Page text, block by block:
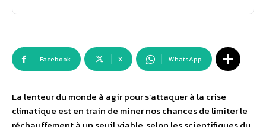
Facebook X WhatsApp
La lenteur du monde à agir pour s’attaquer à la crise
climatique est en train de miner nos chances de limiter le